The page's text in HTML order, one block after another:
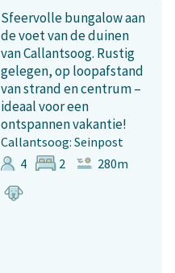
Sfeervolle bungalow aan
de voet van de duinen
van Callantsoog. Rustig
gelegen, op loopafstand
van strand en centrum –
ideaal voor een
ontspannen vakantie!
Callantsoog: Seinpost
4
2 280m